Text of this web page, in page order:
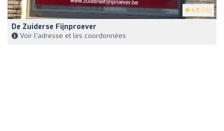
4.9 (46)
De Zuiderse Fijnproever
Voir l'adresse et les coordonnées